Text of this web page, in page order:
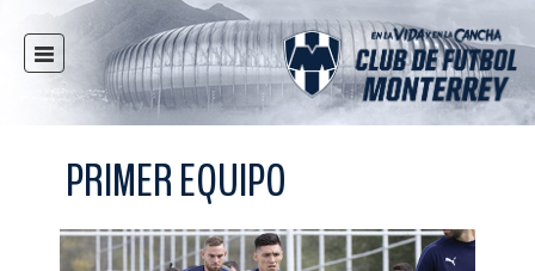
INICIO
NOTICIAS
RAYADOS
PRIMER EQUIPO